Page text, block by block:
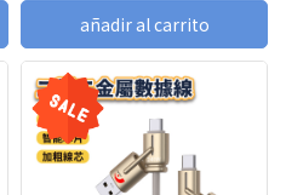
añadir al carrito